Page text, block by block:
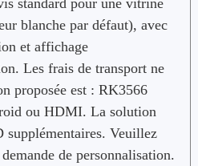
standard pour une vitrine
blanche par défaut), avec
et affichage
Les frais de transport ne
proposée est : RK3566
ou HDMI. La solution
Veuillez
de personnalisation.